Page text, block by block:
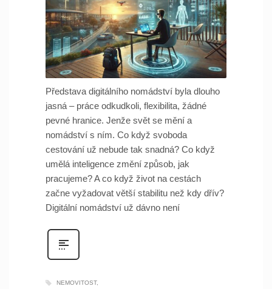
Představa digitálního nomádství byla dlouho
jasná – práce odkudkoli, flexibilita, žádné
pevné hranice. Jenže svět se mění a
nomádství s ním. Co když svoboda
cestování už nebude tak snadná? Co když
umělá inteligence změní způsob, jak
pracujeme? A co když život na cestách
začne vyžadovat větší stabilitu než kdy dřív?
Digitální nomádství už dávno není
NEMOVITOST